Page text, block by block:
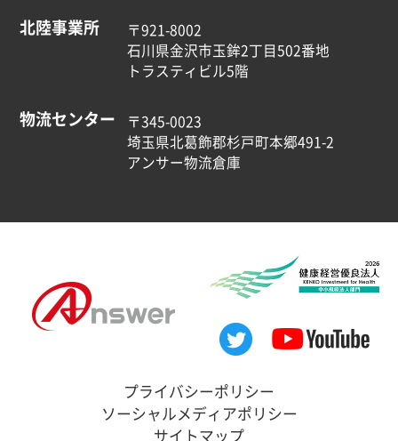
北陸事業所
〒921-8002
石川県金沢市玉鉾2丁目502番地
トラスティビル5階
物流センター
〒345-0023
埼玉県北葛飾郡杉戸町本郷491-2
アンサー物流倉庫
プライバシーポリシー
ソーシャルメディアポリシー
サイトマップ